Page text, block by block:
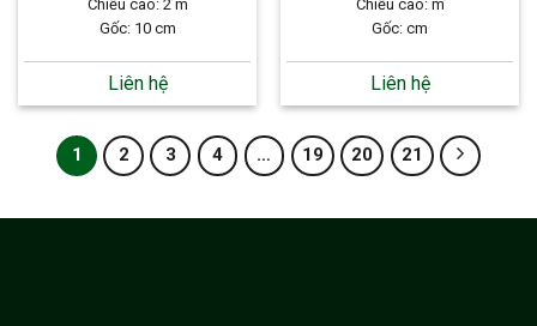
Chiều cao: 2 m
Gốc: 10 cm
Liên hệ
Chiều cao: m
Gốc: cm
Liên hệ
1 2 3 4 … 19 20 21